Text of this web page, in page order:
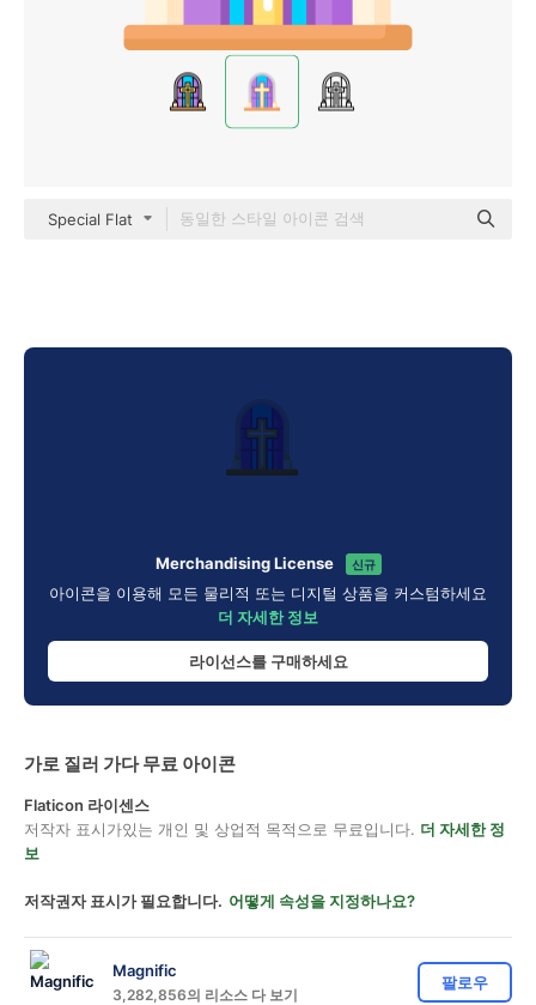
Special Flat
Merchandising License 신규
아이콘을 이용해 모든 물리적 또는 디지털 상품을 커스텀하세요
더 자세한 정보
라이선스를 구매하세요
가로 질러 가다 무료 아이콘
Flaticon 라이센스
저작자 표시가있는 개인 및 상업적 목적으로 무료입니다. 더 자세한 정
보
저작권자 표시가 필요합니다. 어떻게 속성을 지정하나요?
Magnific
3,282,856의 리소스 다 보기
팔로우